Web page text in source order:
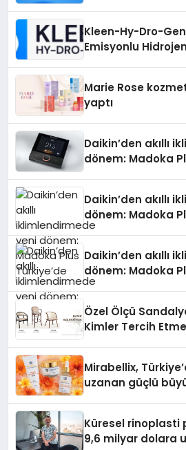
Kleen-Hy-Dro-Gen
Emisyonlu
Marie Rose
yaptı
Daikin’den akıllı
dönem: Madoka
Daikin’den akıllı
dönem: Madoka
Daikin’den akıllı
dönem: Madoka
Özel Ölçü
Kimler Tercih
Mirabellix,
uzanan güçlü
Küresel rinoplasti
9,6 milyar dolara